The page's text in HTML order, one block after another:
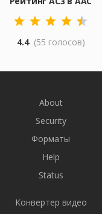
4.4 (55 голосов)
About
Security
Форматы
Help
Status
Конвертер видео